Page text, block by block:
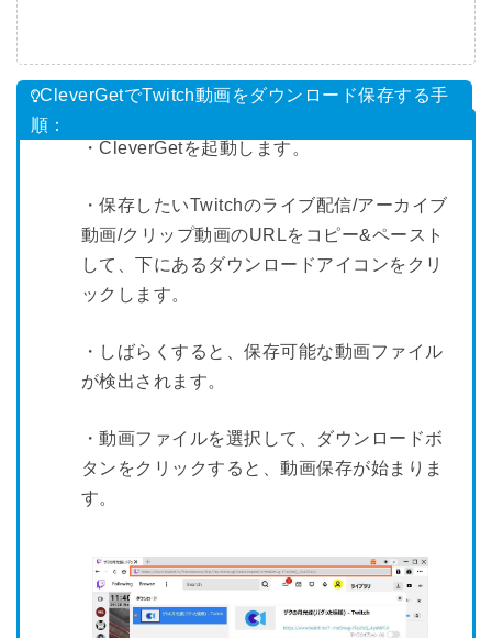
CleverGetでTwitch動画をダウンロード保存する手
順：
・CleverGetを起動します。
・保存したいTwitchのライブ配信/アーカイブ
動画/クリップ動画のURLをコピー&ペースト
して、下にあるダウンロードアイコンをクリ
ックします。
・しばらくすると、保存可能な動画ファイル
が検出されます。
・動画ファイルを選択して、ダウンロードボ
タンをクリックすると、動画保存が始まりま
す。